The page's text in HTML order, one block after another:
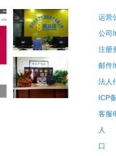
运营
公司
注册
邮件
法人
ICP
客服
人
口